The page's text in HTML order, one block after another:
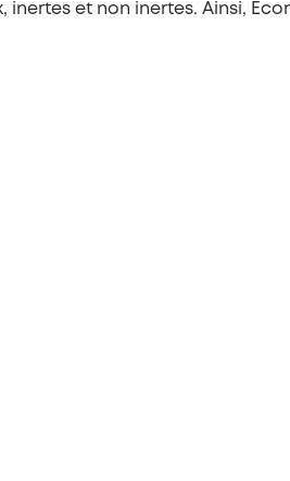
et non inertes. Ainsi,